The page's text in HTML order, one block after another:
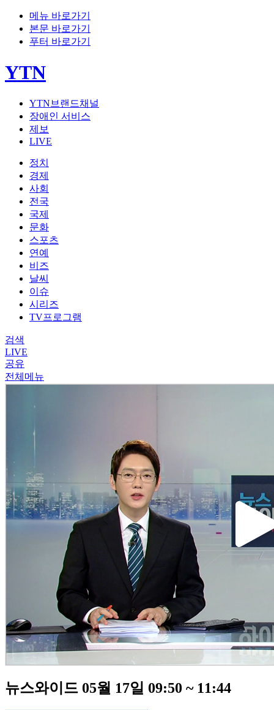
메뉴 바로가기
본문 바로가기
푸터 바로가기
YTN
YTN브랜드채널
장애인 서비스
제보
LIVE
정치
경제
사회
전국
국제
문화
스포츠
연예
비즈
날씨
이슈
시리즈
TV프로그램
검색
LIVE
공유
전체메뉴
뉴스와이드 05월 17일 09:50 ~ 11:44